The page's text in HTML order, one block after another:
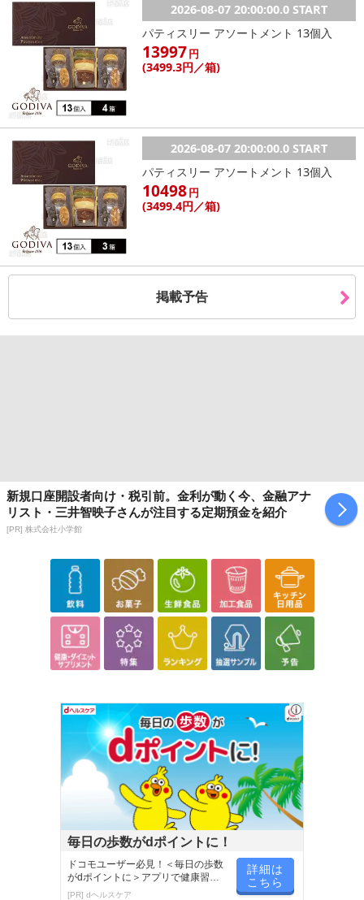
2026-08-07 20:00:00.0 START
パティスリー アソートメント 13個入
13997円
(3499.3円 ／箱)
2026-08-07 20:00:00.0 START
パティスリー アソートメント 13個入
10498円
(3499.4円 ／箱)
掲載予告
新規口座開設者向け・税引前。金利が動く今、金融アナ
リスト・三井智映子さんが注目する定期預金を紹介
[PR] 株式会社小学館
毎日の歩数がdポイントに！
ドコモユーザー必見！＜毎日の歩数
がdポイントに＞アプリで健康習慣
が楽しく続く
[PR] dヘルスケア
詳細は
こちら